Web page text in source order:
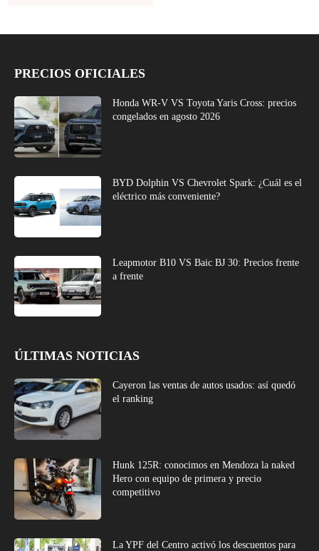
PRECIOS OFICIALES
Honda WR-V VS Toyota Yaris Cross: precios
congelados en agosto 2026
BYD Dolphin VS Chevrolet Spark: ¿Cuál es el
eléctrico más conveniente?
Leapmotor B10 VS Baic BJ 30: Precios frente
a frente
ÚLTIMAS NOTICIAS
Cayeron las ventas de autos usados: así quedó
el ranking
Hunk 125R: conocimos en Mendoza la naked
Hero con equipo de primera y precio
competitivo
La YPF del Centro activó los descuentos para